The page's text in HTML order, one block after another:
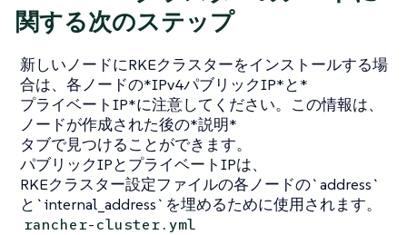
関する次のステップ
新しいノードにRKEクラスターをインストールする場
合は、各ノードの*IPv4パブリックIP*と*
プライベートIP*に注意してください。この情報は、
ノードが作成された後の*説明*
タブで見つけることができます。
パブリックIPとプライベートIPは、
RKEクラスター設定ファイルの各ノードの`address`
と`internal_address`を埋めるために使用されます。
rancher-cluster.yml